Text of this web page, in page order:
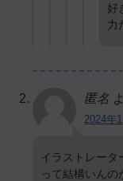
好
力
匿名
2024年
イラストレータ
って結構いんの